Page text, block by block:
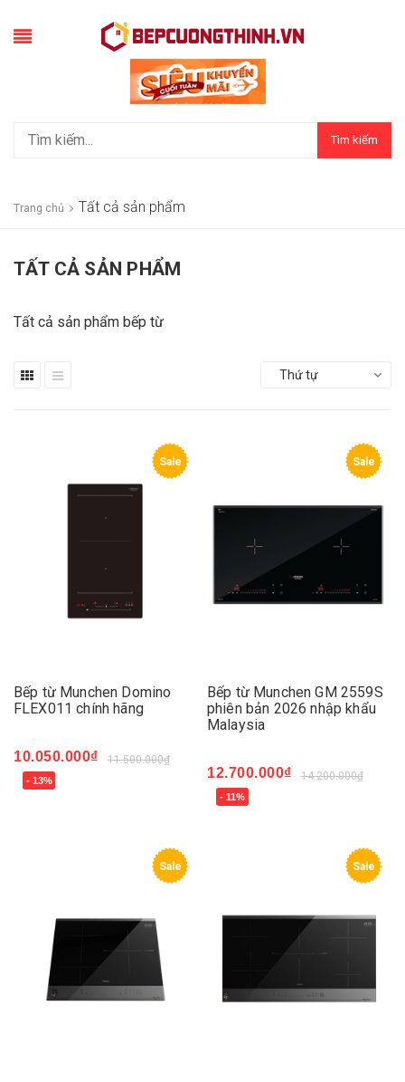
Tìm kiếm
Trang chủ Tất cả sản phẩm
TẤT CẢ SẢN PHẨM
Tất cả sản phẩm bếp từ
Thứ tự
Sale
Bếp từ Munchen Domino
FLEX011 chính hãng
10.050.000₫ 11.500.000₫
- 13%
Sale
Bếp từ Munchen GM 2559S
phiên bản 2026 nhập khẩu
Malaysia
12.700.000₫ 14.200.000₫
- 11%
Sale Sale